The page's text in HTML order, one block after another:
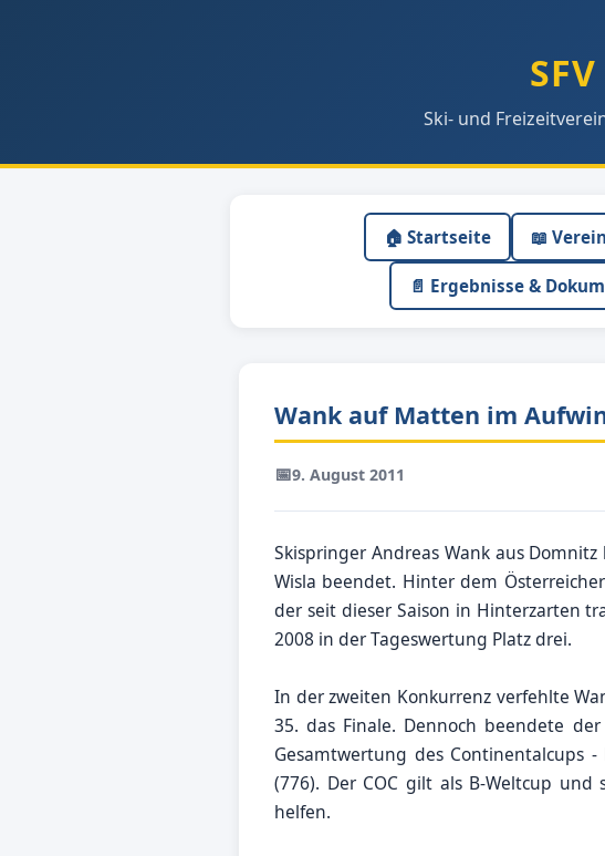
SFV
Ski- und
🏠 Startseite 📖
📄 Ergebnisse &
Wank auf Matten im
📅9. August 2011
Skispringer Andreas Wank aus
Wisla beendet. Hinter dem
der seit dieser Saison in Hinterzarten
2008 in der Tageswertung Platz drei.
In der zweiten Konkurrenz verfehlte
35. das Finale. Dennoch beendete
Gesamtwertung des Continentalcups
(776). Der COC gilt als B-Weltcup
helfen.